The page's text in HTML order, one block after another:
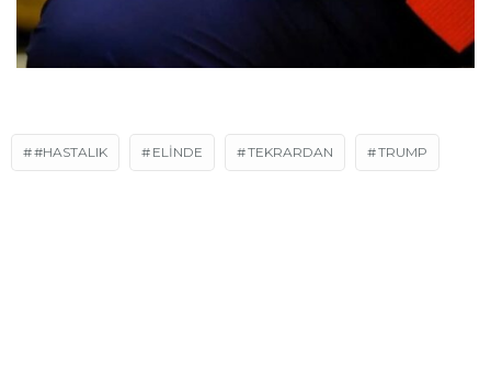
#HASTALIK ELİNDE TEKRARDAN TRUMP